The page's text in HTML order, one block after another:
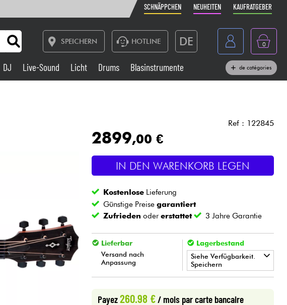
SCHNÄPPCHEN NEUHEITEN KAUFRATGEBER
SPEICHERN HOTLINE DE
Belgique
Nederland
0
Live-Sound
Blasinstrumente
Kabel & Zubehöre
DJ Live-Sound Licht Drums Blasinstrumente de catégories
Ref : 122845
2899,00 €
IN DEN WARENKORB LEGEN
Kostenlose Lieferung
Günstige Preisegarantiert
Zufrieden odererstattet 3 Jahre Garantie
Lieferbar
Versand nach
Anpassung
Lagerbestand
Siehe Verfügbarkeit.
Speichern
Payez260.98 €/ mois par carte bancaire